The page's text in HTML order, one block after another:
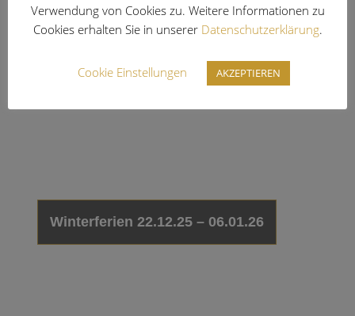
Vorschau Termine 2026
Winterferien 22.12.25 – 06.01.26
Verwendung von Cookies zu. Weitere Informationen zu
Cookies erhalten Sie in unserer Datenschutzerklärung.
Cookie Einstellungen AKZEPTIEREN